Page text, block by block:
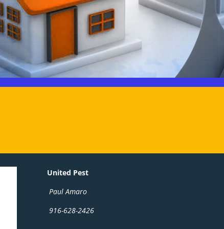
United Pest
Paul Amaro
916-628-2426